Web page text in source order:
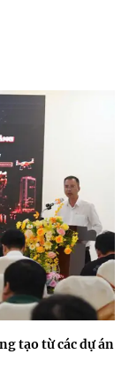
tạo từ các dự án